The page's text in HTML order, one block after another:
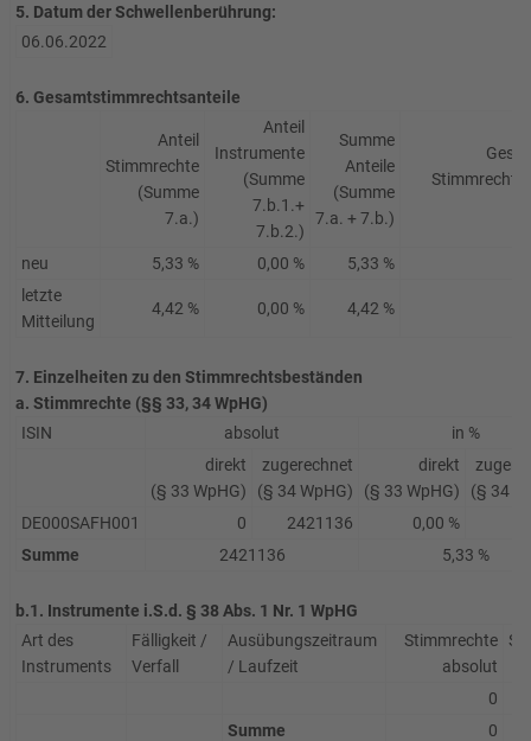
5. Datum der Schwellenberührung:
06.06.2022
6. Gesamtstimmrechtsanteile
Anteil
Stimmrechte
(Summe
7.a.)
Anteil
Instrumente
(Summe
7.b.1.+
7.b.2.)
Summe
Anteile
(Summe
7.a. + 7.b.)
Stimmrechte
neu 5,33 % 0,00 % 5,33 %
letzte
Mitteilung
4,42 % 0,00 % 4,42 %
7. Einzelheiten zu den Stimmrechtsbeständen
a. Stimmrechte (§§ 33, 34 WpHG)
ISIN
absolut
in %
direkt
(§ 33 WpHG)
zugerechnet
(§ 34 WpHG)
direkt
(§ 33 WpHG)
(§ 34
DE000SAFH001
0 2421136 0,00 %
Summe
2421136 5,33 %
b.1. Instrumente i.S.d. § 38 Abs. 1 Nr. 1 WpHG
Art des
Instruments
Fälligkeit /
Verfall
Ausübungs­zeitraum
/ Laufzeit
Stimmrechte
absolut
0
Summe
0